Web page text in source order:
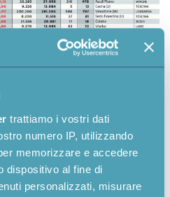
trattiamo i vostri dati
numero IP, utilizzando
memorizzare e accedere
dispositivo al fine di
personalizzati, misurare
600è la prova visibile e